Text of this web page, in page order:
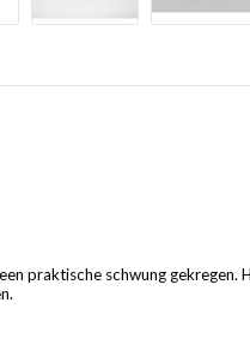
praktische schwung